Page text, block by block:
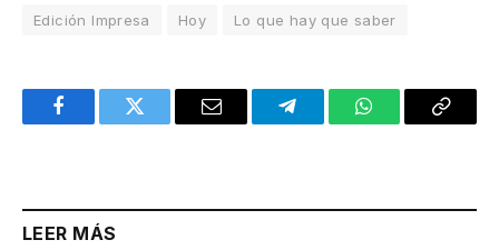
Edición Impresa Hoy Lo que hay que saber
FacebookTwitter Email TelegramWhatsAppCopy
LEER MÁS